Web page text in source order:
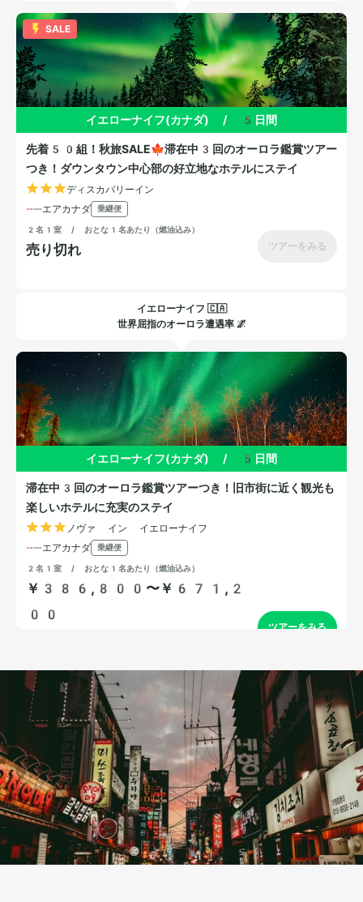
イエローナイフ 🇨🇦
世界屈指のオーロラ遭遇率 🌌